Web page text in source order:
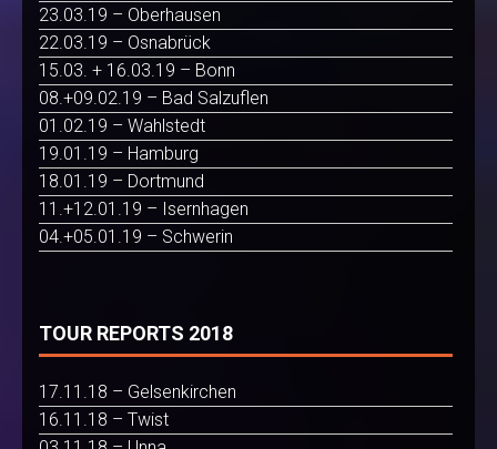
23.03.19 – Oberhausen
22.03.19 – Osnabrück
15.03. + 16.03.19 – Bonn
08.+09.02.19 – Bad Salzuflen
01.02.19 – Wahlstedt
19.01.19 – Hamburg
18.01.19 – Dortmund
11.+12.01.19 – Isernhagen
04.+05.01.19 – Schwerin
TOUR REPORTS 2018
17.11.18 – Gelsenkirchen
16.11.18 – Twist